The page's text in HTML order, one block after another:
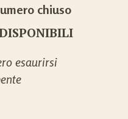
chiuso
esaurirsi